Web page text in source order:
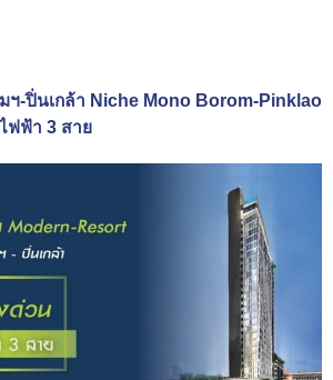
ฯ-ปิ่นเกล้า Niche Mono Borom-Pinklao
ฟฟ้า 3 สาย